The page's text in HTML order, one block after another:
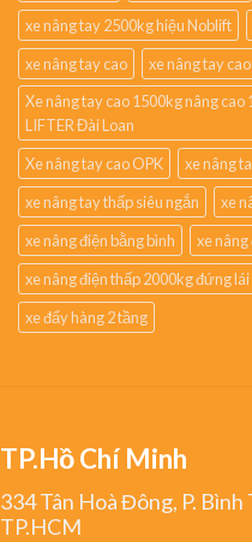
xe nâng tay 2500kg hiệu Noblift
xe nâng tay cao
xe nâng tay
Xe nâng tay cao 1500kg nâng
LIFTER Đài Loan
Xe nâng tay cao OPK
xe nâng
xe nâng tay thấp siêu ngắn
xe
xe nâng điện bằng bình
xe nâng
xe nâng điện thấp 2000kg đứng lái
xe đẩy hàng 2 tầng
TP.Hồ Chí Minh
334 Tân Hoà Đông, P.
TP.HCM